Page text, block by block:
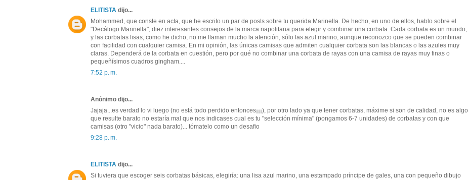
ELITISTA dijo...
Mohammed, que conste en acta, que he escrito un par de posts sobre tu querida Marinella. De hecho, en uno de ellos, hablo sobre el
"Decálogo Marinella", diez interesantes consejos de la marca napolitana para elegir y combinar una corbata. Cada corbata es un mundo,
y las corbatas lisas, como he dicho, no me llaman mucho la atención, sólo las azul marino, aunque reconozco que se pueden combinar
con facilidad con cualquier camisa. En mi opinión, las únicas camisas que admiten cualquier corbata son las blancas o las azules muy
claras. Dependerá de la corbata en cuestión, pero por qué no combinar una corbata de rayas con una camisa de rayas muy finas o
pequeñísimos cuadros gingham....
7:52 p. m.
Anónimo dijo...
Jajaja...es verdad lo vi luego (no está todo perdido entonces¡¡¡), por otro lado ya que tener corbatas, máxime si son de calidad, no es algo
que resulte barato no estaría mal que nos indicases cual es tu "selección mínima" (pongamos 6-7 unidades) de corbatas y con que
camisas (otro "vicio" nada barato)... tómatelo como un desafio
9:28 p. m.
ELITISTA dijo...
Si tuviera que escoger seis corbatas básicas, elegiría: una lisa azul marino, una estampado príncipe de gales, una con pequeño dibujo